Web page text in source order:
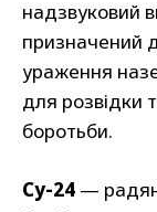
надзвуковий
призначений
ураження
для розвідки
боротьби.
Су-24 —